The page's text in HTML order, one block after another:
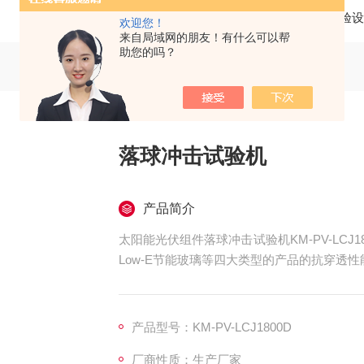
欢迎您！
来自局域网的朋友！有什么可以帮
助您的吗？
当前位置： 试验
落球冲击试验机
产品简介
太阳能光伏组件落球冲击试验机KM-PV-
Low-E节能玻璃等四大类型的产品的抗穿透
产品型号：KM-PV-LCJ1800D
厂商性质：生产厂家